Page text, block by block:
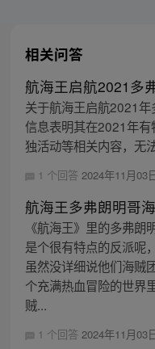
相关问答
航海王启航2021多
关于航海王启航2021
信息表明其在2021年
独活动等相关内容，无
1 个回答 2024年11月03
航海王多弗朗明哥
《航海王》里的多弗
是个很有特点的反派呢
虽然没详细说他们海贼
个充满热血冒险的世界
贼...
1 个回答 2024年11月03